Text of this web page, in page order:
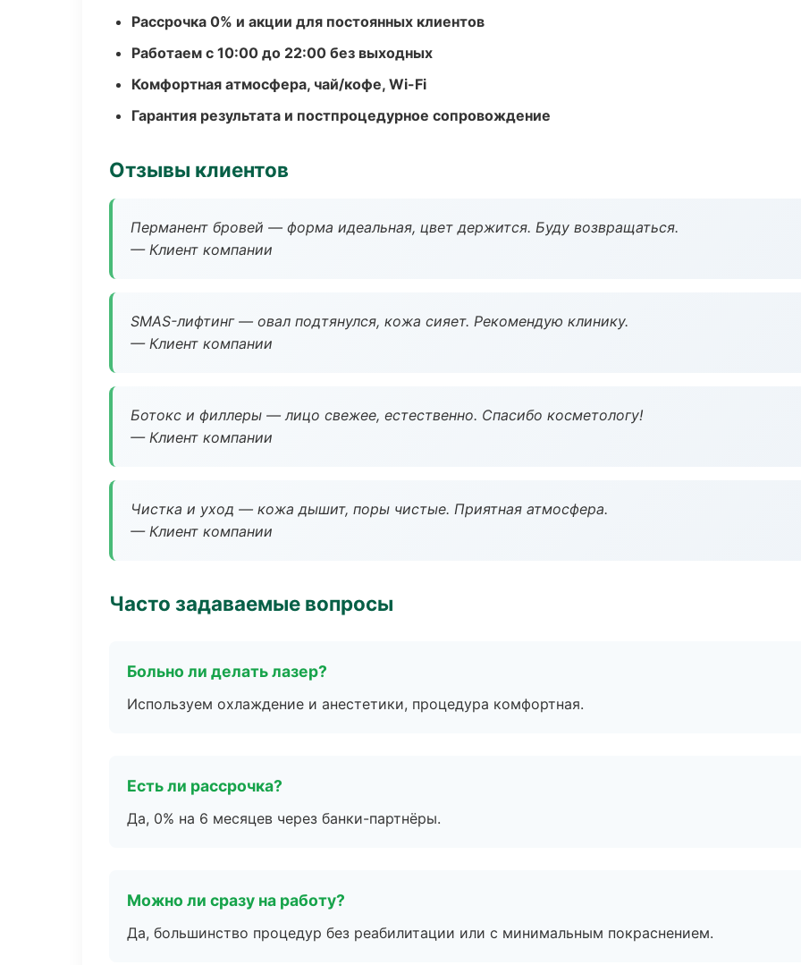
Рассрочка 0% и акции для постоянных клиентов
Работаем с 10:00 до 22:00 без выходных
Комфортная атмосфера, чай/кофе, Wi-Fi
Гарантия результата и постпроцедурное сопровождение
Отзывы клиентов
Перманент бровей — форма идеальная, цвет держится. Буду возвращаться.
— Клиент компании
SMAS-лифтинг — овал подтянулся, кожа сияет. Рекомендую клинику.
— Клиент компании
Ботокс и филлеры — лицо свежее, естественно. Спасибо косметологу!
— Клиент компании
Чистка и уход — кожа дышит, поры чистые. Приятная атмосфера.
— Клиент компании
Часто задаваемые вопросы
Больно ли делать лазер?
Используем охлаждение и анестетики, процедура комфортная.
Есть ли рассрочка?
Да, 0% на 6 месяцев через банки-партнёры.
Можно ли сразу на работу?
Да, большинство процедур без реабилитации или с минимальным покраснением.